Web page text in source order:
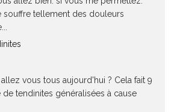
souffre tellement des douleurs
vous tous aujourd'hui ? Cela fait 9
tendinites généralisées à cause